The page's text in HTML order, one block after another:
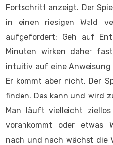
Fortschritt anzeigt. Der
in einen riesigen Wald
aufgefordert: Geh auf
Minuten wirken daher
intuitiv auf eine Anweisung
Er kommt aber nicht. Der
finden. Das kann und wird
Man läuft vielleicht
vorankommt oder etwas
nach und nach wächst die